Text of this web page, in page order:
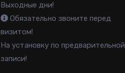
Выходные дни!
Обязательно звоните перед
визитом!
На установку по предварительной
записи!